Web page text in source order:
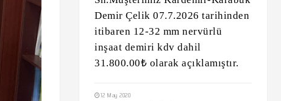
Demir Çelik 07.7.2026 tarihinden
itibaren 12-32 mm nervürlü
inşaat demiri kdv dahil
31.800.00₺ olarak açıklamıştır.
12 May 2020